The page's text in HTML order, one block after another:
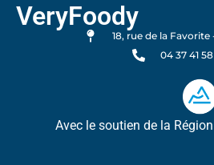
VeryFoody
18, rue de la
04 37 41
Avec le soutien de la